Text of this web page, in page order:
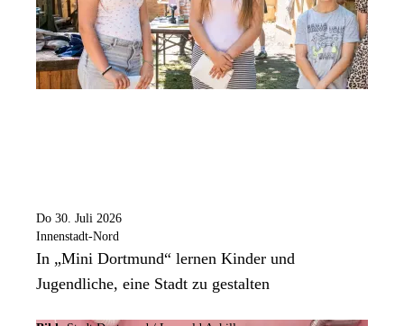
Do 30. Juli 2026
Innenstadt-Nord
In „Mini Dortmund“ lernen Kinder und
Jugendliche, eine Stadt zu gestalten